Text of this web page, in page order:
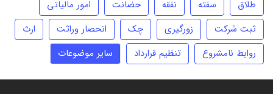
طلاق سفته نفقه حضانت
امور مالیاتی
ثبت شرکت
زورگیری چک انحصار وراثت
ارث
روابط نامشروع
تنظیم قرارداد سایر موضوعات